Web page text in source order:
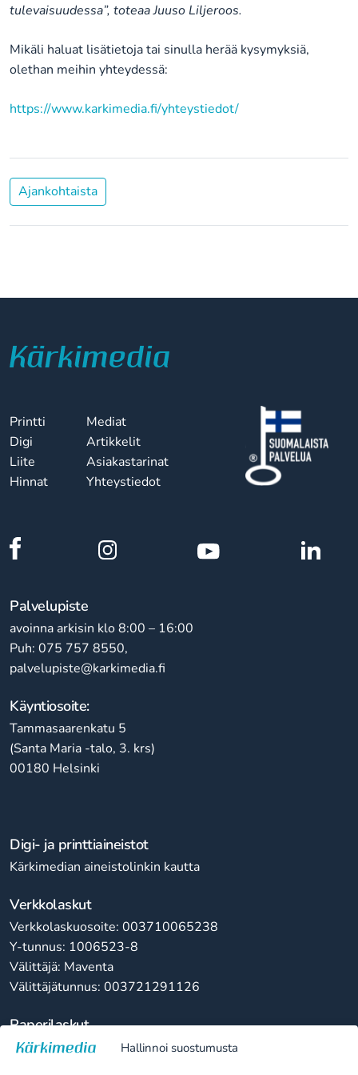
Hallinnoi suostumusta
tulevaisuudessa”, toteaa Juuso Liljeroos.
Mikäli haluat lisätietoja tai sinulla herää kysymyksiä,
olethan meihin yhteydessä:
https://www.karkimedia.fi/yhteystiedot/
Ajankohtaista
Printti
Digi
Liite
Hinnat
Mediat
Artikkelit
Asiakastarinat
Yhteystiedot
Palvelupiste
avoinna arkisin klo 8:00 – 16:00
Puh: 075 757 8550,
palvelupiste@karkimedia.fi
Käyntiosoite:
Tammasaarenkatu 5
(Santa Maria -talo, 3. krs)
00180 Helsinki
Digi- ja printtiaineistot
Kärkimedian aineistolinkin kautta
Verkkolaskut
Verkkolaskuosoite: 003710065238
Y-tunnus: 1006523-8
Välittäjä: Maventa
Välittäjätunnus: 003721291126
Paperilaskut
Kärkimedia Oy